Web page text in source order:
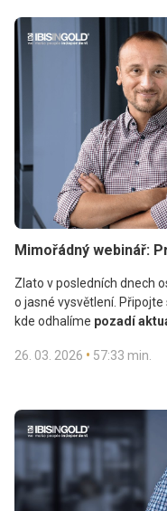
Mimořádný webinář:
Zlato v posledních dnech
o jasné vysvětlení. Připojte
kde odhalíme pozadí
pohyby ve výhodu.
26. 03. 2026 • 57:33 min.